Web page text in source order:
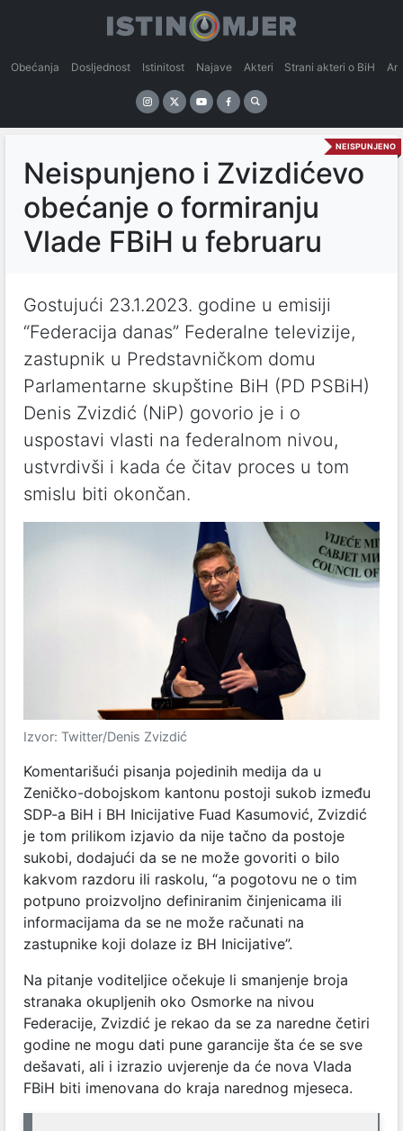
Obećanja Dosljednost Istinitost Najave Akteri Strani akteri o BiH
NEISPUNJENO
Neispunjeno i Zvizdićevo
obećanje o formiranju
Vlade FBiH u februaru
Gostujući 23.1.2023. godine u emisiji
“Federacija danas” Federalne televizije,
zastupnik u Predstavničkom domu
Parlamentarne skupštine BiH (PD PSBiH)
Denis Zvizdić (NiP) govorio je i o
uspostavi vlasti na federalnom nivou,
ustvrdivši i kada će čitav proces u tom
smislu biti okončan.
Izvor: Twitter/Denis Zvizdić
Komentarišući pisanja pojedinih medija da u
Zeničko-dobojskom kantonu postoji sukob između
SDP-a BiH i BH Inicijative Fuad Kasumović, Zvizdić
je tom prilikom izjavio da nije tačno da postoje
sukobi, dodajući da se ne može govoriti o bilo
kakvom razdoru ili raskolu, “a pogotovu ne o tim
potpuno proizvoljno definiranim činjenicama ili
informacijama da se ne može računati na
zastupnike koji dolaze iz BH Inicijative”.
Na pitanje voditeljice očekuje li smanjenje broja
stranaka okupljenih oko Osmorke na nivou
Federacije, Zvizdić je rekao da se za naredne četiri
godine ne mogu dati pune garancije šta će se sve
dešavati, ali i izrazio uvjerenje da će nova Vlada
FBiH biti imenovana do kraja narednog mjeseca.